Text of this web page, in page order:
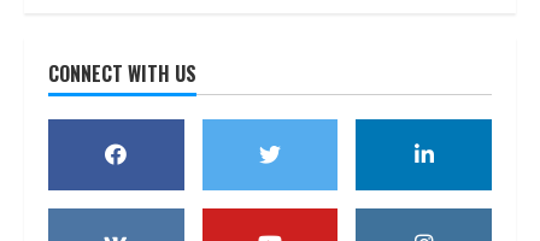
CONNECT WITH US